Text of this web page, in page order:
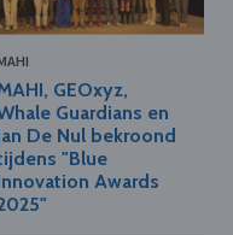
GEOxyz,
Guardians en
De Nul bekroond
"Blue
Awards